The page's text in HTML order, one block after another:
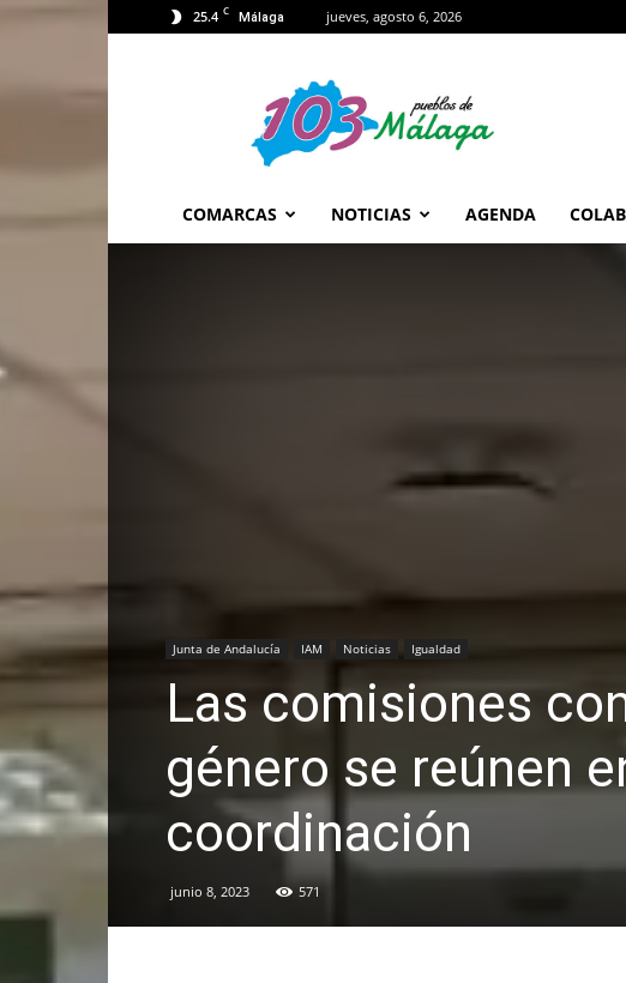
25.4 C Málaga jueves, agosto 6, 2026
Málaga
COMARCAS NOTICIAS AGENDA
Junta de Andalucía IAM Noticias Igualdad
Las comisiones
género se reúnen
coordinación
junio 8, 2023 571